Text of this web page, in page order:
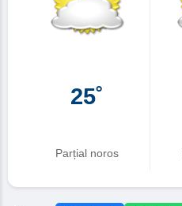
25˚
Parțial noros